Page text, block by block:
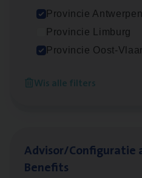
Provincie Antwerpen
Provincie Limburg
Provincie Oost-
Wis alle filters
Test Ana­lyst
Antwerpen
Advisor/​Configuratie
Benefits